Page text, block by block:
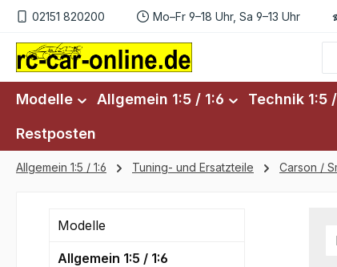
Hauptinhalt springen
Zur Suche springen
Zur Hauptnavigation springen
02151 820200 Mo–Fr 9–18 Uhr, Sa 9–13 Uhr
Modelle Allgemein 1:5 / 1:6 Technik 1:5
Restposten
Allgemein 1:5 / 1:6 Tuning- und Ersatzteile Carson /
Modelle
Allgemein 1:5 / 1:6